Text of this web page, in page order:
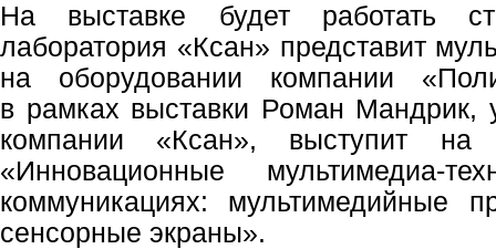
На выставке будет работать
лаборатория «Ксан» представит
на оборудовании компании
в рамках выставки Роман Мандрик,
компании «Ксан», выступит
«Инновационные мультимедиа-
коммуникациях: мультимедийные
сенсорные экраны».